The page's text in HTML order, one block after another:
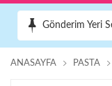
Gönderim Yeri
ANASAYFA PASTA